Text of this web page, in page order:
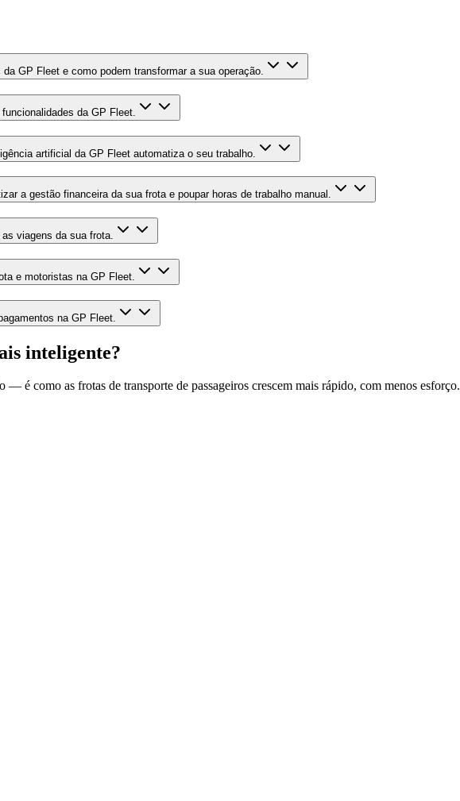
GP Fleet e como podem transformar a sua operação.
da GP Fleet.
artificial da GP Fleet automatiza o seu trabalho.
a gestão financeira da sua frota e poupar horas de trabalho manual.
viagens da sua frota.
e motoristas na GP Fleet.
na GP Fleet.
inteligente?
— é como as frotas de transporte de passageiros crescem mais rápido, com menos esforço.